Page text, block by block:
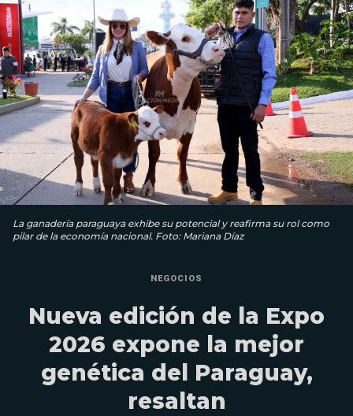
La ganadería paraguaya exhibe su potencial y reafirma su rol como
pilar de la economía nacional. Foto: Mariana Díaz
NEGOCIOS
Nueva edición de la Expo
2026 expone la mejor
genética del Paraguay,
resaltan